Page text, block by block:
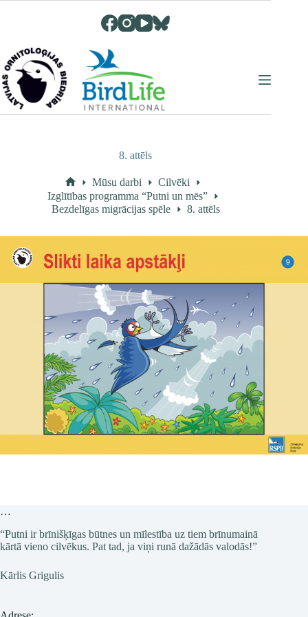
8. attēls
Home
Mūsu darbi
Cilvēki
Izglītības programma “Putni un mēs”
Bezdelīgas migrācijas spēle
8. attēls
…
“Putni ir brīnišķīgas būtnes un mīlestība uz tiem brīnumainā
kārtā vieno cilvēkus. Pat tad, ja viņi runā dažādās valodās!”
Kārlis Grigulis